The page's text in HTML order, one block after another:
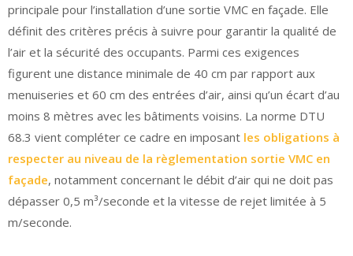
principale pour l’installation d’une sortie VMC en façade. Elle
définit des critères précis à suivre pour garantir la qualité de
l’air et la sécurité des occupants. Parmi ces exigences
figurent une distance minimale de 40 cm par rapport aux
menuiseries et 60 cm des entrées d’air, ainsi qu’un écart d’au
moins 8 mètres avec les bâtiments voisins. La norme DTU
68.3 vient compléter ce cadre en imposant les obligations à
respecter au niveau de la règlementation sortie VMC en
façade, notamment concernant le débit d’air qui ne doit pas
dépasser 0,5 m³/seconde et la vitesse de rejet limitée à 5
m/seconde.